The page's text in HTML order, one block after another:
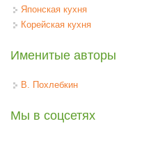
Японская кухня
Корейская кухня
Именитые авторы
В. Похлебкин
Мы в соцсетях